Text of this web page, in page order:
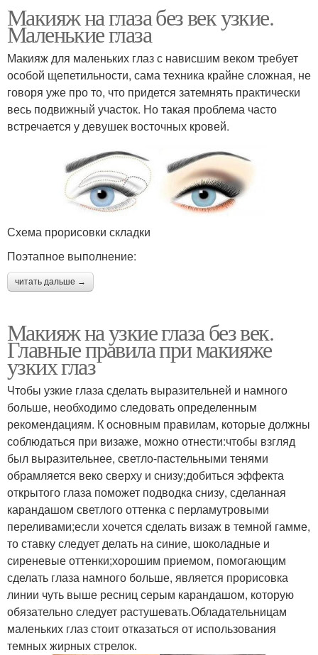
Макияж на глаза без век узкие.
Маленькие глаза
Макияж для маленьких глаз с нависшим веком требует
особой щепетильности, сама техника крайне сложная, не
говоря уже про то, что придется затемнять практически
весь подвижный участок. Но такая проблема часто
встречается у девушек восточных кровей.
Схема прорисовки складки
Поэтапное выполнение:
читать дальше →
Макияж на узкие глаза без век.
Главные правила при макияже
узких глаз
Чтобы узкие глаза сделать выразительней и намного
больше, необходимо следовать определенным
рекомендациям. К основным правилам, которые должны
соблюдаться при визаже, можно отнести:чтобы взгляд
был выразительнее, светло-пастельными тенями
обрамляется веко сверху и снизу;добиться эффекта
открытого глаза поможет подводка снизу, сделанная
карандашом светлого оттенка с перламутровыми
переливами;если хочется сделать визаж в темной гамме,
то ставку следует делать на синие, шоколадные и
сиреневые оттенки;хорошим приемом, помогающим
сделать глаза намного больше, является прорисовка
линии чуть выше ресниц серым карандашом, которую
обязательно следует растушевать.Обладательницам
маленьких глаз стоит отказаться от использования
темных жирных стрелок.